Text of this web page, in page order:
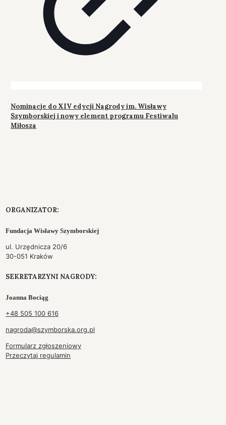
Nominacje do XIV edycji Nagrody im. Wisławy
Szymborskiej i nowy element programu Festiwalu
Miłosza
ORGANIZATOR:
Fundacja Wisławy Szymborskiej
ul. Urzędnicza 20/6
30-051 Kraków
SEKRETARZYNI NAGRODY:
Joanna Bociąg
+48 505 100 616
nagroda@szymborska.org.pl
Formularz zgłoszeniowy
Przeczytaj regulamin